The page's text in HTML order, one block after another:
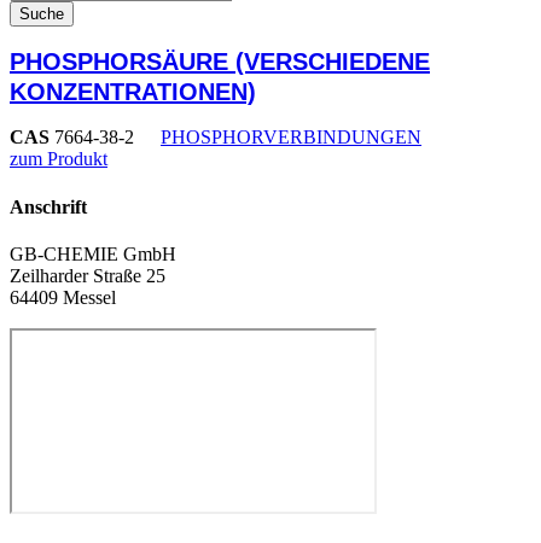
Suche
PHOSPHORSÄURE (VERSCHIEDENE
KONZENTRATIONEN)
CAS 7664-38-2
PHOSPHORVERBINDUNGEN
zum Produkt
Anschrift
GB-CHEMIE GmbH
Zeilharder Straße 25
64409 Messel